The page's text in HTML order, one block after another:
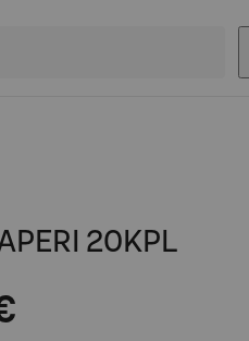
20KPL